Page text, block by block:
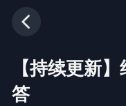
【持续更新
答